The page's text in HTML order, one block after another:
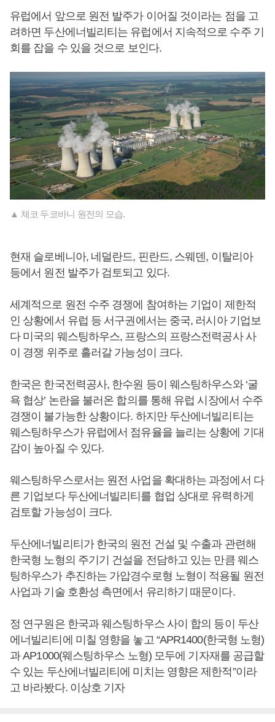
유럽에서 앞으로 원전 발주가 이어질 것이라는 점을 고
려하면 두산에너빌리티는 유럽에서 지속적으로 수주 기
회를 잡을 수 있을 것으로 보인다.
▲ 체코 두코바니 원전의 모습.
현재 슬로베니아, 네덜란드, 핀란드, 스웨덴, 이탈리아
등에서 원전 발주가 검토되고 있다.
세계적으로 원전 수주 경쟁에 참여하는 기업이 제한적
인 상황에서 유럽 등 서구권에서는 중국, 러시아 기업보
다 미국의 웨스팅하우스, 프랑스의 프랑스전력공사 사
이 경쟁 위주로 흘러갈 가능성이 크다.
한국은 한국전력공사, 한수원 등이 웨스팅하우스와 ‘굴
욕 협상’ 논란을 불러온 합의를 통해 유럽 시장에서 수주
경쟁이 불가능한 상황이다. 하지만 두산에너빌리티는
웨스팅하우스가 유럽에서 점유율을 늘리는 상황에 기대
감이 높아질 수 있다.
웨스팅하우스로서는 원전 사업을 확대하는 과정에서 다
른 기업보다 두산에너빌리티를 협업 상대로 유력하게
검토할 가능성이 크다.
두산에너빌리티가 한국의 원전 건설 및 수출과 관련해
한국형 노형의 주기기 건설을 전담하고 있는 만큼 웨스
팅하우스가 추진하는 가압경수로형 노형이 적용될 원전
사업과 기술 호환성 측면에서 유리하기 때문이다.
정 연구원은 한국과 웨스팅하우스 사이 합의 등이 두산
에너빌리티에 미칠 영향을 놓고 “APR1400(한국형 노형)
과 AP1000(웨스팅하우스 노형) 모두에 기자재를 공급할
수 있는 두산에너빌리티에 미치는 영향은 제한적”이라
고 바라봤다. 이상호 기자